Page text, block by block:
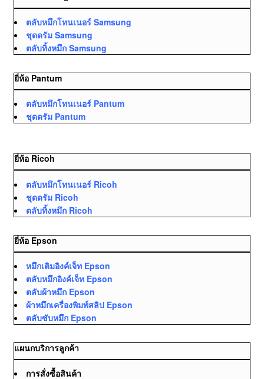
ตลับหมึกโทนเนอร์ Samsung
ชุดดรัม Samsung
ตลับทิ้งหมึก Samsung
ยี่ห้อ Pantum
ตลับหมึกโทนเนอร์ Pantum
ชุดดรัม Pantum
ยี่ห้อ Ricoh
ตลับหมึกโทนเนอร์ Ricoh
ชุดดรัม Ricoh
ตลับทิ้งหมึก Ricoh
ยี่ห้อ Epson
หมึกเติมอิงค์เจ็ท Epson
ตลับหมึกอิงค์เจ็ท Epson
ตลับผ้าหมึก Epson
ผ้าหมึกเครื่องพิมพ์สลิป Epson
ตลับซับหมึก Epson
แผนกบริการลูกค้า
การสั่งซื้อสินค้า